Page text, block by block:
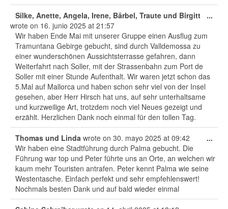
Silke, Anette, Angela, Irene, Bärbel, Traute und Birgitt
wrote on 16. junio 2025 at 21:57
Wir haben Ende Mai mit unserer Gruppe einen Ausflug zum
Tramuntana Gebirge gebucht, sind durch Valldemossa zu
einer wunderschönen Aussichtsterrasse gefahren, dann
Weiterfahrt nach Soller, mit der Strassenbahn zum Port de
Soller mit einer Stunde Aufenthalt. Wir waren jetzt schon das
5.Mal auf Mallorca und haben schon sehr viel von der Insel
gesehen, aber Herr Hirsch hat uns, auf sehr unterhaltsame
und kurzweilige Art, trotzdem noch viel Neues gezeigt und
erzählt. Herzlichen Dank noch einmal für den tollen Tag.
...
Thomas und Linda wrote on 30. mayo 2025 at 09:42
Wir haben eine Stadtführung durch Palma gebucht. Die
Führung war top und Peter führte uns an Orte, an welchen wir
kaum mehr Touristen antrafen. Peter kennt Palma wie seine
Westentasche. Einfach perfekt und sehr empfehlenswert!
Nochmals besten Dank und auf bald wieder einmal
...